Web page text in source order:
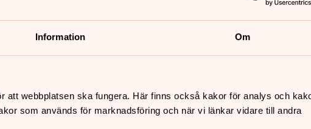
Information Om
att webbplatsen ska fungera. Här finns också kakor för analys och
som används för marknadsföring och när vi länkar vidare till andra